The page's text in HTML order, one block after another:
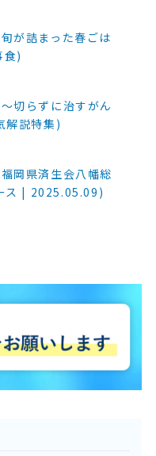
が詰まった春ごは
食)
切らずに治すがん
解説特集)
岡県済生会八幡総
ス | 2025.05.09)